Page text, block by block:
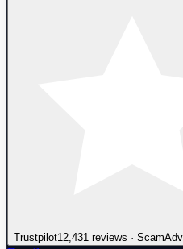
Trustpilot12,431 reviews ·